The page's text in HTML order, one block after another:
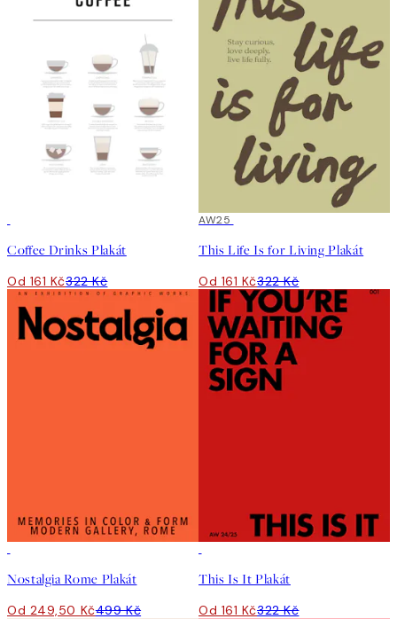
Coffee Drinks Plakát
Od 161 Kč322 Kč
50%*
AW25
This Life Is for Living Plakát
Od 161 Kč322 Kč
Nostalgia Rome Plakát
Od 249,50 Kč499 Kč
This Is It Plakát
Od 161 Kč322 Kč